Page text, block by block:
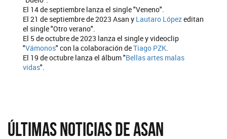
El 14 de septiembre lanza el single "Veneno".
El 21 de septiembre de 2023 Asan y Lautaro Lópezeditan
el single "Otro verano".
El 5 de octubre de 2023 lanza el single y videoclip
"Vámonos" con la colaboración deTiago PZK.
El 19 de octubre lanza el álbum "Bellas artes malas
vidas".
Últimas Noticias de Asan